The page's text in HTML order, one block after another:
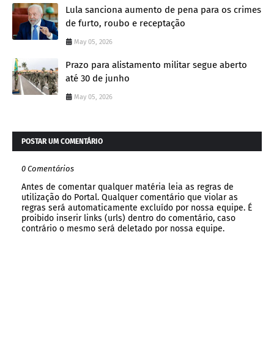
Lula sanciona aumento de pena para os crimes
de furto, roubo e receptação
May 05, 2026
Prazo para alistamento militar segue aberto
até 30 de junho
May 05, 2026
POSTAR UM COMENTÁRIO
0 Comentários
Antes de comentar qualquer matéria leia as regras de
utilização do Portal. Qualquer comentário que violar as
regras será automaticamente excluído por nossa equipe. É
proibido inserir links (urls) dentro do comentário, caso
contrário o mesmo será deletado por nossa equipe.